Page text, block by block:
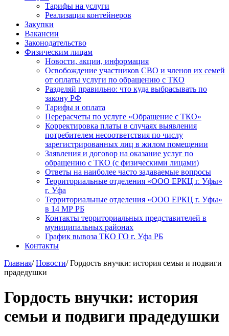
Тарифы на услуги
Реализация контейнеров
Закупки
Вакансии
Законодательство
Физическим лицам
Новости, акции, информация
Освобождение участников СВО и членов их семей
от оплаты услуги по обращению с ТКО
Разделяй правильно: что куда выбрасывать по
закону РФ
Тарифы и оплата
Перерасчеты по услуге «Обращение с ТКО»
Корректировка платы в случаях выявления
потребителем несоответствия по числу
зарегистрированных лиц в жилом помещении
Заявления и договор на оказание услуг по
обращению с ТКО (с физическими лицами)
Ответы на наиболее часто задаваемые вопросы
Территориальные отделения «ООО ЕРКЦ г. Уфы»
г. Уфа
Территориальные отделения «ООО ЕРКЦ г. Уфы»
в 14 МР РБ
Контакты территориальных представителей в
муниципальных районах
График вывоза ТКО ГО г. Уфа РБ
Контакты
Главная/ Новости/ Гордость внучки: история семьи и подвиги
прадедушки
Гордость внучки: история
семьи и подвиги прадедушки